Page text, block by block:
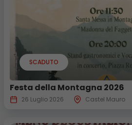
SCADUTO
Festa della Montagna 2026
26 Luglio 2026 Castel Mauro